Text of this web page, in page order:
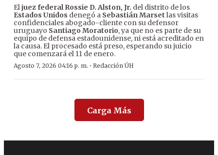
Eljuez federal Rossie D. Alston, Jr. del distrito de los
Estados Unidos denegó a Sebastián Marset las visitas
confidenciales abogado-cliente con su defensor
uruguayo Santiago Moratorio, ya que no es parte de su
equipo de defensa estadounidense, ni está acreditado en
la causa. El procesado está preso, esperando su juicio
que comenzará el 11 de enero.
Agosto 7, 2026 04:16 p. m. · Redacción ÚH
Carga Más